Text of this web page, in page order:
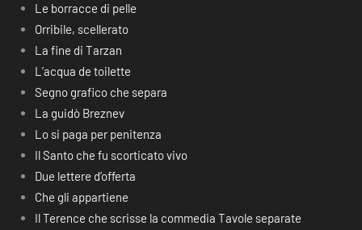
Le borracce di pelle
Orribile, scellerato
La fine di Tarzan
L’acqua de toilette
Segno grafico che separa
La guidò Breznev
Lo si paga per penitenza
Il Santo che fu scorticato vivo
Due lettere d’offerta
Che gli appartiene
Il Terence che scrisse la commedia Tavole separate